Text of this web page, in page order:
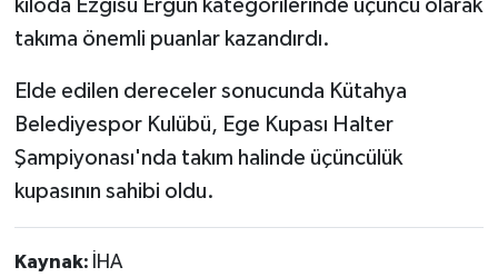
kiloda Ezgisu Ergun kategorilerinde üçüncü olarak
takıma önemli puanlar kazandırdı.
Elde edilen dereceler sonucunda Kütahya
Belediyespor Kulübü, Ege Kupası Halter
Şampiyonası'nda takım halinde üçüncülük
kupasının sahibi oldu.
Kaynak: İHA